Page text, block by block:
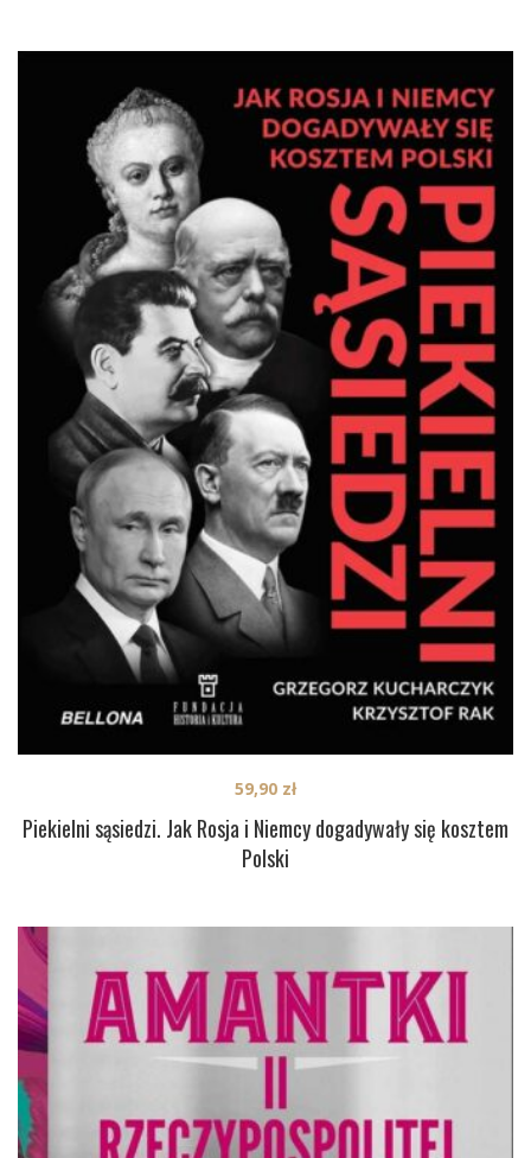
Piekielni sąsiedzi. Jak Rosja i Niemcy dogadywały się kosztem
Polski
59,90 zł